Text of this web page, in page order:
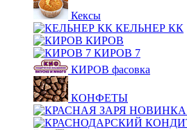
Кексы
КЕЛЬНЕР КК
КИРОВ
КИРОВ 7
КИРОВ фасовка
КОНФЕТЫ